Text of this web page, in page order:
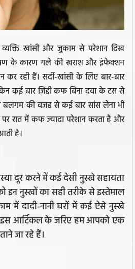
खांसी और जुकाम से परेशान दिख
के कारण गले की खराश और इंफेक्शन
कर रही हैं। सर्दी-खांसी के लिए बार-बार
कई बार जिद्दी कफ बिना दवा के टस से
बलगम की वजह से कई बार सांस लेना भी
रात में कफ ज्यादा परेशान करता है और
है।
दूर करने में कई देसी नुस्खे सहायता
नुस्खों का सही तरीके से इस्तेमाल
में दादी-नानी घरों में कई ऐसे नुस्खे
आर्टिकल के जरिए हम आपको एक
जा रहे हैं।